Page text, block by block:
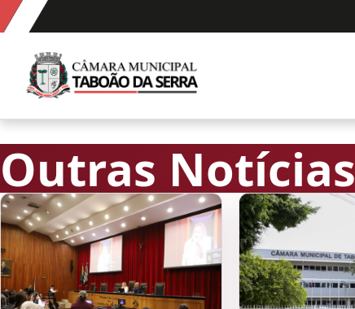
Ir para o conteúdo
Câmara Municipal de Taboão da Serra
Outras Notícias